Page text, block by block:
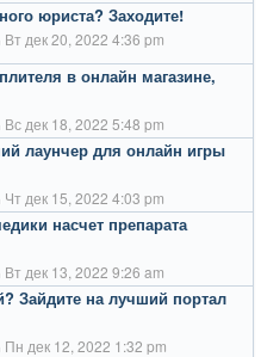
юриста? Заходите!
Вт дек 20, 2022 4:36 pm
в онлайн магазине,
Вс дек 18, 2022 5:48 pm
лаунчер для онлайн игры
Чт дек 15, 2022 4:03 pm
насчет препарата
Вт дек 13, 2022 9:26 am
Зайдите на лучший портал
Пн дек 12, 2022 1:32 pm